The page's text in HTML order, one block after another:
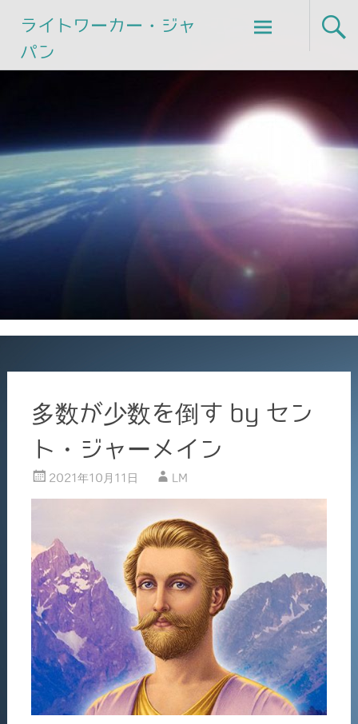
ライトワーカー・ジャ
パン
Skip
to
多数が少数を倒す by セン
ト・ジャーメイン
2021年10月11日 LM